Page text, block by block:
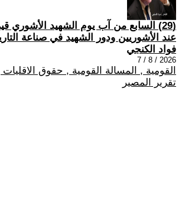
(29) السابع من آب يوم الشهيد الأشوري
عند الأشوريين ودور الشهيد في صناعة
فواد الكنجي
2026 / 8 / 7
القومية , المسالة القومية , حقوق
تقرير المصير